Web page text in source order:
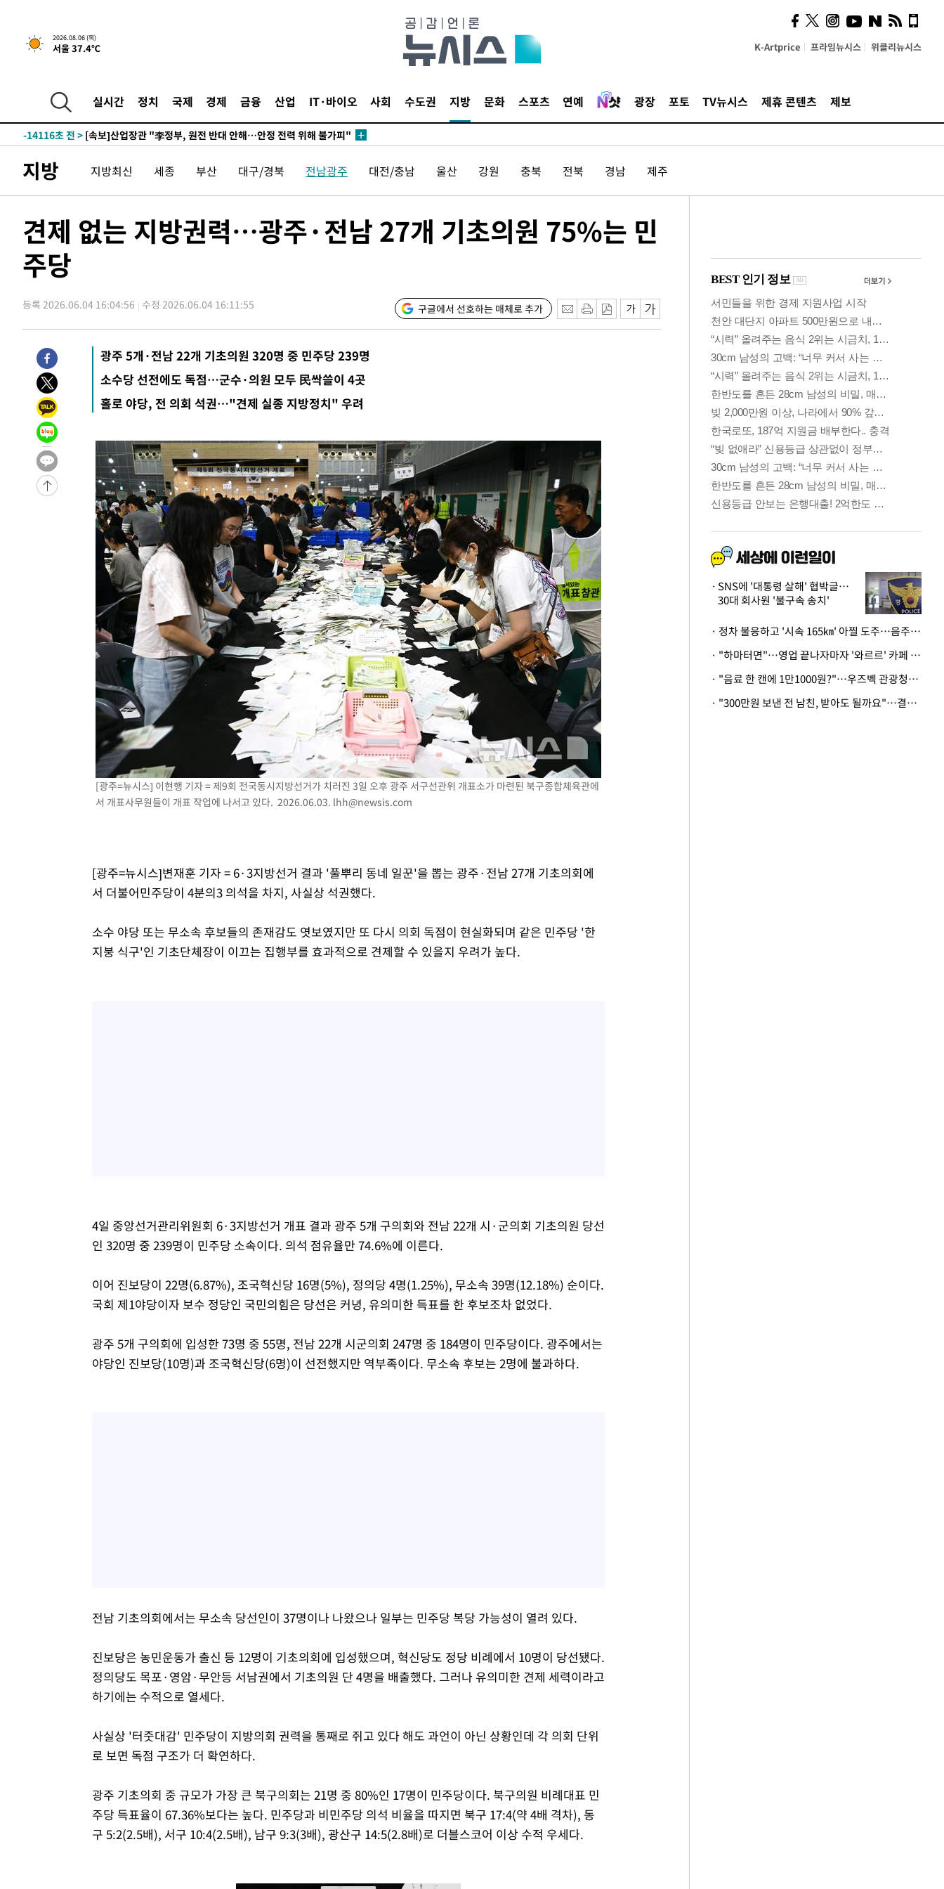
2026.08.06 (목)
서울 37.4℃ K-Artprice 프라임뉴시스 위클리뉴시스
실시간 정치 국제 경제 금융 산업 IT·바이오 사회 수도권 지방 문화 스포츠 연예 광장 포토 TV뉴시스 제휴 콘텐츠 제보
-25380초 전 >손흥민, 5경기 연속골 실패…LAFC는 승부차기 끝 과달라하라 격파
-17981초 전 > 내일까지 39도 '펄펄'…기상청 "태풍 지나며 폭염 잠시 꺾인다"
-17596초 전 >
"美간섭에 합의 지연"…트럼프, '이란 호르무즈 통제권' 수용할까
-14116초 전 >
-12813초 전 > [속보]경찰, '홍명보 선임 논란' 대한축구협회·축구회관 등 압수수
상
-11993초 전 >
[속보]코스피 매도사이드카 발동…4%대 급락
-11265초 전 >[속보]전남광주 초대 시민추천 부시장에 백승주·윤난실
-7393초 전 >
[속보]코스닥, 2.15포인트(0.27%) 내린 797.44 출발
-7376초 전 >
-3823초 전 >
-1136초 전 >미 워싱턴주 스포캔 시의 통제불능 3개 산불, 방화선 일부 구축
1시간 전 >[속보] 호르무즈 해협 이란-오만 협상 기대속 뉴욕증시 혼조 마감 다우
0.49%↑
-30961초 전 >
[속보]코스닥, 800p 회복…0.26% 오른 801.67 마감
-30891초 전 >
[속보]코스피, 301.88포인트(4.58%) 내린 6296.38 마감
-30756초 전 >
-28355초 전 >
"여기 떨어졌다"…다누리, 스페이스X 로켓 달 충돌 흔적 포착
-25400초 전 >
-18001초 전 >
내일까지 39도 '펄펄'…기상청 "태풍 지나며 폭염 잠시 꺾인다"
-17638초 전 >
트럼프, 한국계 진보 주지사 후보 맹공…"공산주의가 최대 위협"
-17616초 전 >
"美간섭에 합의 지연"…트럼프, '이란 호르무즈 통제권' 수용할까
[속보]산업장관 "李정부, 원전 반대 안해…안정 전력 위해 불가피"
[속보]경찰, '홍명보 선임 논란' 대한축구협회·축구회관 등 압수수
[속보]산업장관 "美무역법 제301조 과잉생산 결과 발표 8월 중 예
[속보]코스피 매도사이드카 발동…4%대 급락
[속보]전남광주 초대 시민추천 부시장에 백승주·윤난실
서울 열대야 15일째 지속…비공식 '초열대야' 30도 넘어
[속보]코스닥, 2.15포인트(0.27%) 내린 797.44 출발
[속보]코스피, 119.51포인트(1.81%) 내린 6478.75 개장
6월 경상수지 497.3억 달러…두 달 연속 사상 최대
서울 낮 39도 '폭염중대경보'…40도 관측 가능성도
미 워싱턴주 스포캔 시의 통제불능 3개 산불, 방화선 일부 구축
[속보] 호르무즈 해협 이란-오만 협상 기대속 뉴욕증시 혼조 마감 다우
지방 지방최신 세종 부산 대구/경북 전남광주 대전/충남 울산 강원 충북 전북 경남 제주
견제 없는 지방권력…광주·전남 27개 기초의원 75%는 민
주당
등록 2026.06.04 16:04:56 수정 2026.06.04 16:11:55 구글에서 선호하는 매체로 추가
광주 5개·전남 22개 기초의원 320명 중 민주당 239명
소수당 선전에도 독점…군수·의원 모두 民싹쓸이 4곳
홀로 야당, 전 의회 석권…"견제 실종 지방정치" 우려
[광주=뉴시스] 이현행 기자 = 제9회 전국동시지방선거가 치러진 3일 오후 광주 서구선관위 개표소가 마련된 북구종합체육관에
서 개표사무원들이 개표 작업에 나서고 있다. 2026.06.03. lhh@newsis.com
[광주=뉴시스]변재훈 기자 = 6·3지방선거 결과 '풀뿌리 동네 일꾼'을 뽑는 광주·전남 27개 기초의회에
서 더불어민주당이 4분의3 의석을 차지, 사실상 석권했다.
소수 야당 또는 무소속 후보들의 존재감도 엿보였지만 또 다시 의회 독점이 현실화되며 같은 민주당 '한
지붕 식구'인 기초단체장이 이끄는 집행부를 효과적으로 견제할 수 있을지 우려가 높다.
4일 중앙선거관리위원회 6·3지방선거 개표 결과 광주 5개 구의회와 전남 22개 시·군의회 기초의원 당선
인 320명 중 239명이 민주당 소속이다. 의석 점유율만 74.6%에 이른다.
이어 진보당이 22명(6.87%), 조국혁신당 16명(5%), 정의당 4명(1.25%), 무소속 39명(12.18%) 순이다.
국회 제1야당이자 보수 정당인 국민의힘은 당선은 커녕, 유의미한 득표를 한 후보조차 없었다.
광주 5개 구의회에 입성한 73명 중 55명, 전남 22개 시군의회 247명 중 184명이 민주당이다. 광주에서는
야당인 진보당(10명)과 조국혁신당(6명)이 선전했지만 역부족이다. 무소속 후보는 2명에 불과하다.
전남 기초의회에서는 무소속 당선인이 37명이나 나왔으나 일부는 민주당 복당 가능성이 열려 있다.
진보당은 농민운동가 출신 등 12명이 기초의회에 입성했으며, 혁신당도 정당 비례에서 10명이 당선됐다.
정의당도 목포·영암·무안등 서남권에서 기초의원 단 4명을 배출했다. 그러나 유의미한 견제 세력이라고
하기에는 수적으로 열세다.
사실상 '터줏대감' 민주당이 지방의회 권력을 통째로 쥐고 있다 해도 과언이 아닌 상황인데 각 의회 단위
로 보면 독점 구조가 더 확연하다.
광주 기초의회 중 규모가 가장 큰 북구의회는 21명 중 80%인 17명이 민주당이다. 북구의원 비례대표 민
주당 득표율이 67.36%보다는 높다. 민주당과 비민주당 의석 비율을 따지면 북구 17:4(약 4배 격차), 동
구 5:2(2.5배), 서구 10:4(2.5배), 남구 9:3(3배), 광산구 14:5(2.8배)로 더블스코어 이상 수적 우세다.
"5·8·9호선 출퇴근 혼잡,
정부 국비지원 필요"
SNS에 '대통령 살해' 협박글…
30대 회사원 '불구속 송치'
· 정차 불응하고 '시속 165㎞' 아찔 도주…음주운전자 체포
· "하마터면"…영업 끝나자마자 '와르르' 카페 테라스 덮친 대리석 외벽
· "음료 한 캔에 1만1000원?"…우즈벡 관광청까지 나섰다, 유튜버 폭로 후폭풍
· "300만원 보낸 전 남친, 받아도 될까요"…결혼 앞둔 예비신부의 뜻밖 고충